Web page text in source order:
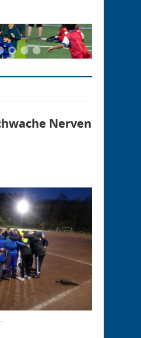
Nerven